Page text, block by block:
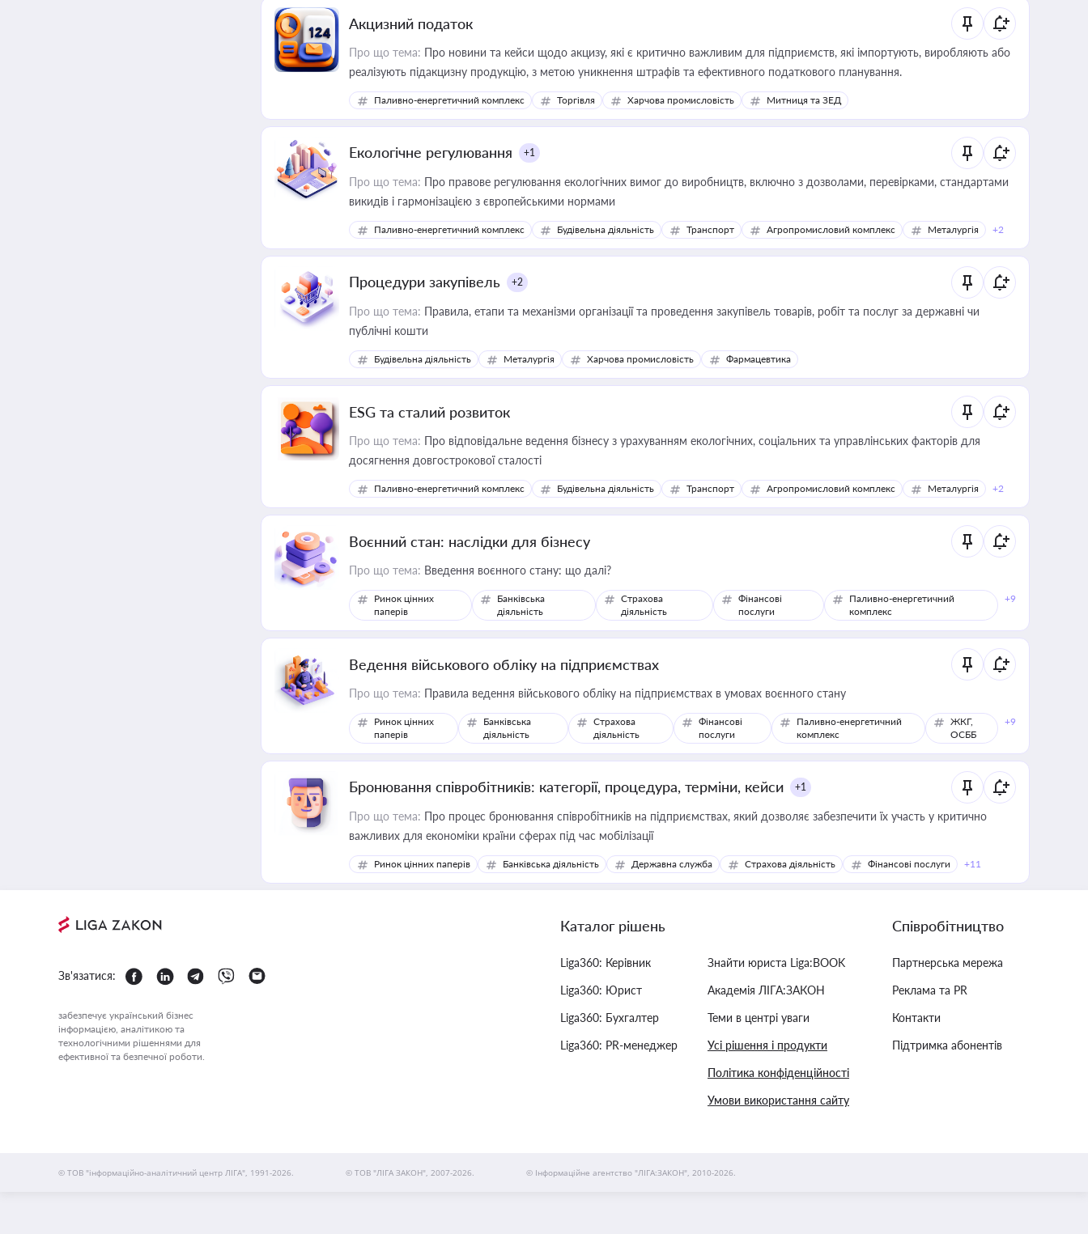
Акцизний податок
Про що тема: Про новини та кейси щодо акцизу, які є критично важливим для підприємств, які імпортують, виробляють або
реалізують підакцизну продукцію, з метою уникнення штрафів та ефективного податкового планування.
Паливно-енергетичний комплекс Торгівля Харчова промисловість Митниця та ЗЕД
Екологічне регулювання +1
Про що тема: Про правове регулювання екологічних вимог до виробництв, включно з дозволами, перевірками, стандартами
викидів і гармонізацією з європейськими нормами
Паливно-енергетичний комплекс Будівельна діяльність Транспорт Агропромисловий комплекс Металургія +2
Процедури закупівель +2
Про що тема: Правила, етапи та механізми організації та проведення закупівель товарів, робіт та послуг за державні чи
публічні кошти
Будівельна діяльність Металургія Харчова промисловість Фармацевтика
ESG та сталий розвиток
Про що тема: Про відповідальне ведення бізнесу з урахуванням екологічних, соціальних та управлінських факторів для
досягнення довгострокової сталості
Паливно-енергетичний комплекс Будівельна діяльність Транспорт Агропромисловий комплекс Металургія +2
Воєнний стан: наслідки для бізнесу
Про що тема: Введення воєнного стану: що далі?
Ринок цінних
паперів
Банківська
діяльність
Страхова
діяльність
Фінансові
послуги
Паливно-енергетичний
комплекс
+9
Ведення військового обліку на підприємствах
Про що тема: Правила ведення військового обліку на підприємствах в умовах воєнного стану
Ринок цінних
паперів
Банківська
діяльність
Страхова
діяльність
Фінансові
послуги
Паливно-енергетичний
комплекс
ЖКГ,
ОСББ
+9
Бронювання співробітників: категорії, процедура, терміни, кейси +1
Про що тема: Про процес бронювання співробітників на підприємствах, який дозволяє забезпечити їх участь у критично
важливих для економіки країни сферах під час мобілізації
Ринок цінних паперів Банківська діяльність Державна служба Страхова діяльність Фінансові послуги +11
Зв'язатися:
забезпечує український бізнес
інформацією, аналітикою та
технологічними рішеннями для
ефективної та безпечної роботи.
Каталог рішень
Liga360: Керівник
Liga360: Юрист
Liga360: Бухгалтер
Liga360: PR-менеджер
Знайти юриста Liga:BOOK
Академія ЛІГА:ЗАКОН
Теми в центрі уваги
Усі рішення і продукти
Політика конфіденційності
Умови використання сайту
Співробітництво
Партнерська мережа
Реклама та PR
Контакти
Підтримка абонентів
© ТОВ "інформаційно-аналітичний центр ЛІГА", 1991-2026. © ТОВ "ЛІГА ЗАКОН", 2007-2026. © Інформаційне агентство "ЛІГА:ЗАКОН", 2010-2026.